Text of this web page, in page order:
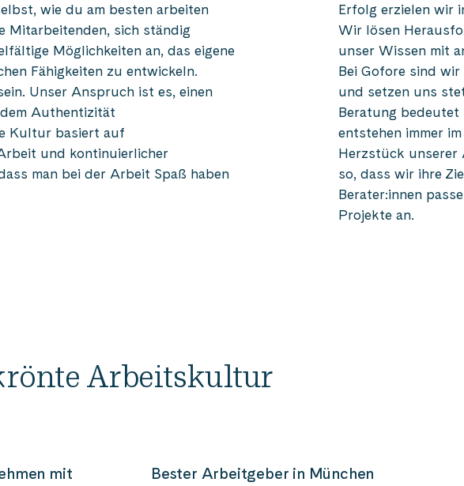
wie du am besten arbeiten
Mitarbeitenden, sich ständig
Möglichkeiten an, das eigene
Fähigkeiten zu entwickeln.
Unser Anspruch ist es, einen
Authentizität
Kultur basiert auf
und kontinuierlicher
man bei der Arbeit Spaß haben
Erfolg erzielen wir
Wir lösen
unser Wissen mit
Bei Gofore sind
und setzen uns
Beratung
entstehen immer
Herzstück
so, dass wir ihre
Berater:innen
Projekte an.
Arbeitskultur​
mit
Bester Arbeitgeber in München​